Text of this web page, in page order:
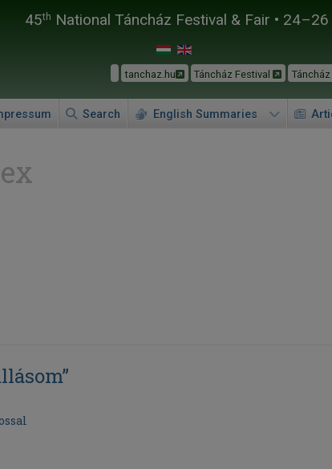
45th National Táncház Festival & Fair •
tanchaz.hu Táncház Festival
Search English Summaries